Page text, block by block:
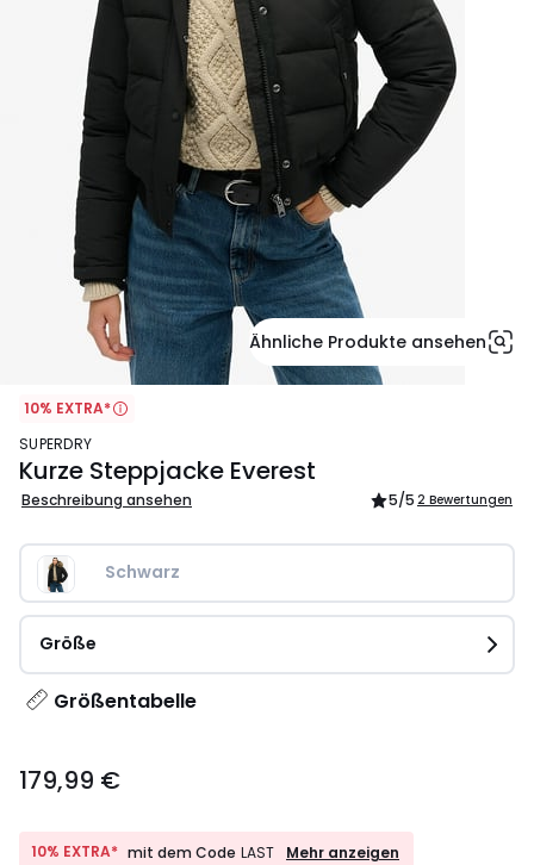
Ähnliche Produkte ansehen
10% EXTRA*
SUPERDRY
Kurze Steppjacke Everest
Beschreibung ansehen 5/5 2 Bewertungen
Schwarz
Größe
Größentabelle
€.
179,99 €
10% EXTRA* mit dem Code LAST
10%
Mehr anzeigen